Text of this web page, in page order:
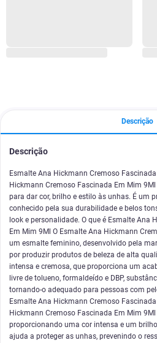
Descrição
Descrição
Esmalte Ana Hickmann Cremoso
Hickmann Cremoso Fascinada Em Mim
para dar cor, brilho e estilo às unhas. É um
conhecido pela sua durabilidade e belos
look e personalidade. O que é Esmalte Ana
Em Mim 9Ml O Esmalte Ana Hickmann
um esmalte feminino, desenvolvido pela
por produzir produtos de beleza de alta
intensa e cremosa, que proporciona um
livre de tolueno, formaldeído e DBP,
tornando-o adequado para pessoas com
Esmalte Ana Hickmann Cremoso
Hickmann Cremoso Fascinada Em Mim
proporcionando uma cor intensa e um
ajuda a proteger as unhas, prevenindo o